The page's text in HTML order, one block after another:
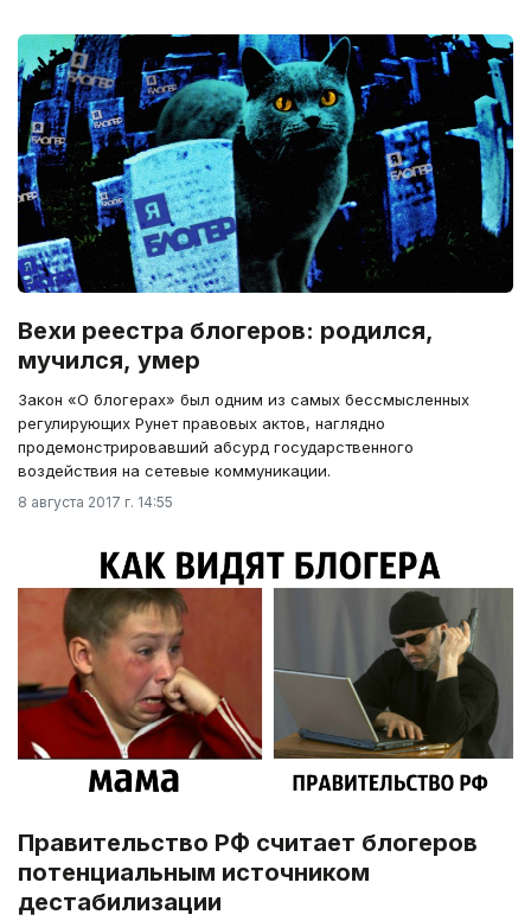
Вехи реестра блогеров: родился,
мучился, умер
Закон «О блогерах» был одним из самых бессмысленных
регулирующих Рунет правовых актов, наглядно
продемонстрировавший абсурд государственного
воздействия на сетевые коммуникации.
8 августа 2017 г. 14:55
Правительство РФ считает блогеров
потенциальным источником
дестабилизации